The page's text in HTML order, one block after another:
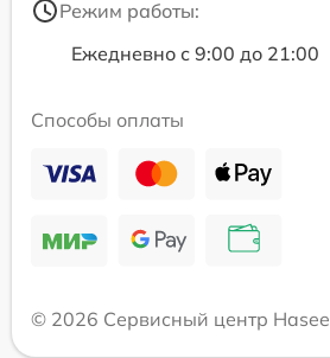
Режим работы:
Ежедневно с 9:00 до 21:00
Способы оплаты
© 2026 Сервисный центр Hasee